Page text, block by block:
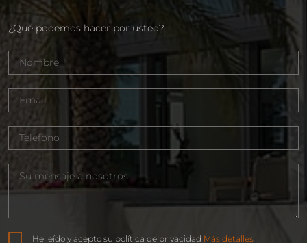
¿Qué podemos hacer por usted?
He leído y acepto su política de privacidad Más detalles